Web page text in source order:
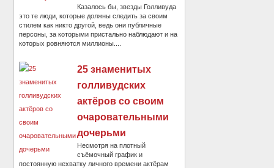
Казалось бы, звезды Голливуда
это те люди, которые должны следить за своим
стилем как никто другой, ведь они публичные
персоны, за которыми пристально наблюдают и на
которых ровняются миллионы....
25 знаменитых
голливудских
актёров со своим
очаровательными
дочерьми
Несмотря на плотный
съёмочный график и
постоянную нехватку личного времени актёрам